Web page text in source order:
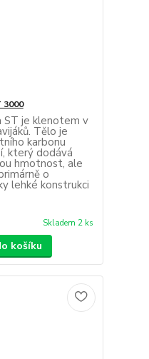
3000
ST je klenotem v
Tělo je
karbonu
který dodává
hmotnost, ale
o
lehké konstrukci
Skladem 2 ks
košíku